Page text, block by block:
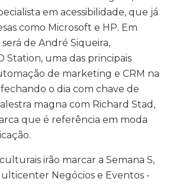
em acessibilidade, que já
como Microsoft e HP. Em
de André Siqueira,
Station, uma das principais
de marketing e CRM na
o dia com chave de
magna com Richard Stad,
que é referência em moda